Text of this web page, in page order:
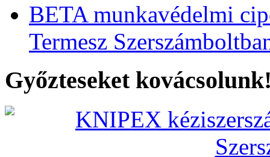
BETA munkavédelmi
Termesz
Győzteseket